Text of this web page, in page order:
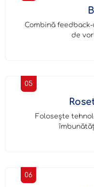
Combină
de
Folosește
05
06